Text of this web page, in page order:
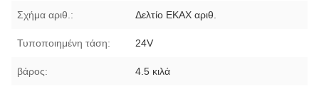
Σχήμα αριθ.: Δελτίο ΕΚΑΧ αριθ.
Τυποποιημένη τάση: 24V
βάρος: 4.5 κιλά